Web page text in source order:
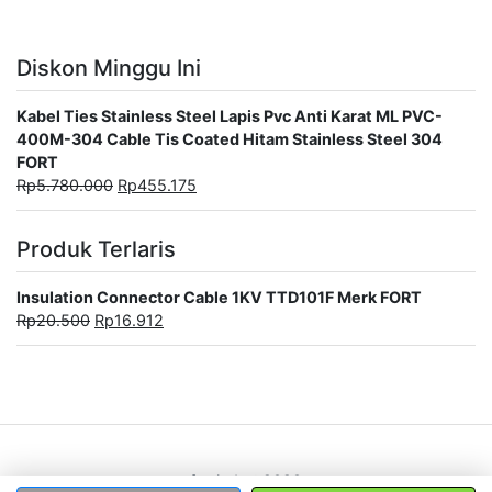
Diskon Minggu Ini
Kabel Ties Stainless Steel Lapis Pvc Anti Karat ML PVC-
400M-304 Cable Tis Coated Hitam Stainless Steel 304
FORT
Rp5.780.000 Rp455.175
Produk Terlaris
Insulation Connector Cable 1KV TTD101F Merk FORT
Rp20.500 Rp16.912
fortindo@2020